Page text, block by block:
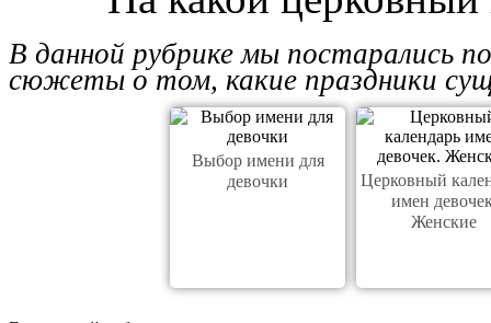
В данной рубрике мы постарались
сюжеты о том, какие праздники
Выбор имени для
девочки
Церковный
имен
Женские